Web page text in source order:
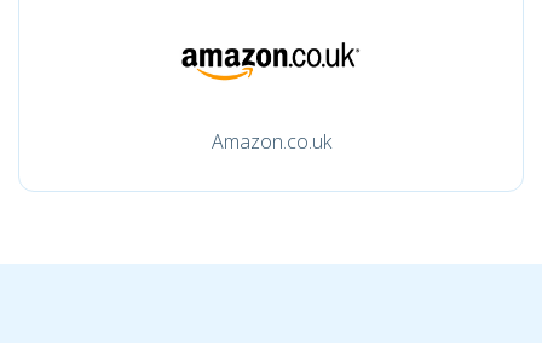
Amazon.co.uk